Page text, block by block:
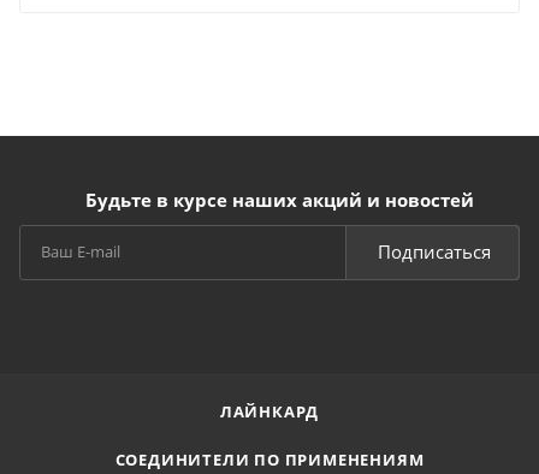
Будьте в курсе наших акций и новостей
Подписаться
ЛАЙНКАРД
СОЕДИНИТЕЛИ ПО ПРИМЕНЕНИЯМ